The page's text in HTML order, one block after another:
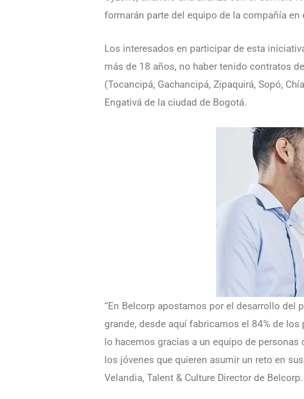
formarán parte del equipo de la compañía en
Los interesados en participar de esta
más de 18 años, no haber tenido contratos
(Tocancipá, Gachancipá, Zipaquirá, Sopó,
Engativá de la ciudad de Bogotá.
“En Belcorp apostamos por el desarrollo del
grande, desde aquí fabricamos el 84% de
lo hacemos gracias a un equipo de
los jóvenes que quieren asumir un reto en
Velandia, Talent & Culture Director de Belcorp.